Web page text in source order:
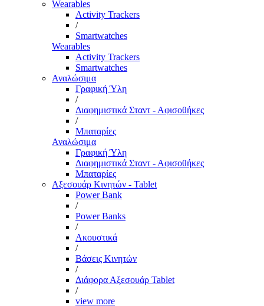
Wearables
Activity Trackers
/
Smartwatches
Wearables
Activity Trackers
Smartwatches
Αναλώσιμα
Γραφική Ύλη
/
Διαφημιστικά Σταντ - Αφισοθήκες
/
Μπαταρίες
Αναλώσιμα
Γραφική Ύλη
Διαφημιστικά Σταντ - Αφισοθήκες
Μπαταρίες
Αξεσουάρ Κινητών - Tablet
Power Bank
/
Power Banks
/
Ακουστικά
/
Βάσεις Κινητών
/
Διάφορα Αξεσουάρ Tablet
/
view more